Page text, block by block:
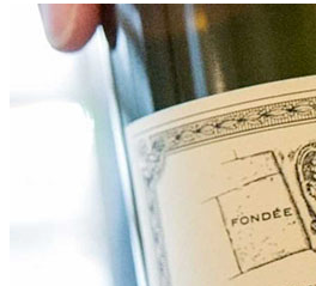
搜索文章
搜索文章
澳大利亚-新西兰
日本清酒
搜索文章